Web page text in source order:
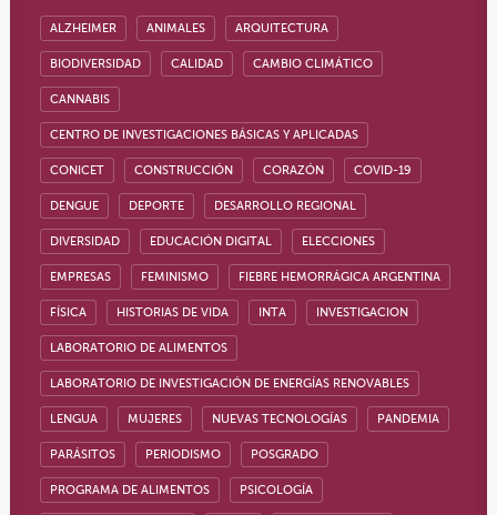
ALZHEIMER ANIMALES ARQUITECTURA
BIODIVERSIDAD CALIDAD CAMBIO CLIMÁTICO
CANNABIS
CENTRO DE INVESTIGACIONES BÁSICAS Y APLICADAS
CONICET CONSTRUCCIÓN CORAZÓN COVID-19
DENGUE DEPORTE DESARROLLO REGIONAL
DIVERSIDAD EDUCACIÓN DIGITAL ELECCIONES
EMPRESAS FEMINISMO FIEBRE HEMORRÁGICA ARGENTINA
FÍSICA HISTORIAS DE VIDA INTA INVESTIGACION
LABORATORIO DE ALIMENTOS
LABORATORIO DE INVESTIGACIÓN DE ENERGÍAS RENOVABLES
LENGUA MUJERES NUEVAS TECNOLOGÍAS PANDEMIA
PARÁSITOS PERIODISMO POSGRADO
PROGRAMA DE ALIMENTOS PSICOLOGÍA